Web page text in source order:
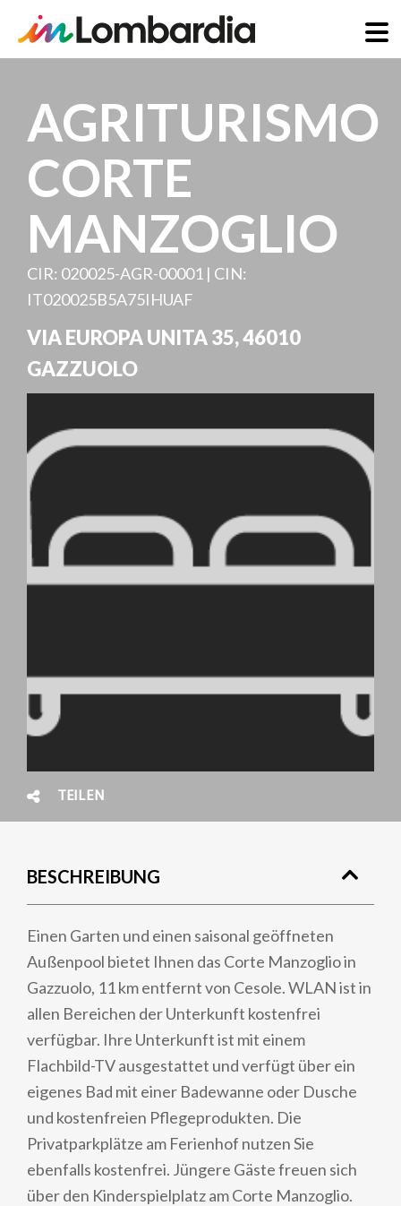
InhaltAGRITURISMO
CORTE
MANZOGLIO
CIR: 020025-AGR-00001 | CIN:
IT020025B5A75IHUAF
VIA EUROPA UNITA 35,46010
GAZZUOLO
TEILEN
BESCHREIBUNG
Einen Garten und einen saisonal geöffneten
Außenpool bietet Ihnen das Corte Manzoglio in
Gazzuolo, 11 km entfernt von Cesole. WLAN ist in
allen Bereichen der Unterkunft kostenfrei
verfügbar. Ihre Unterkunft ist mit einem
Flachbild-TV ausgestattet und verfügt über ein
eigenes Bad mit einer Badewanne oder Dusche
und kostenfreien Pflegeprodukten. Die
Privatparkplätze am Ferienhof nutzen Sie
ebenfalls kostenfrei. Jüngere Gäste freuen sich
über den Kinderspielplatz am Corte Manzoglio.